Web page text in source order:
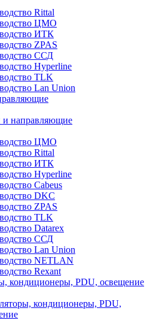
Rittal
ЦМО
ИТК
ZPAS
ССД
Hyperline
TLK
Lan Union
и направляющие
ЦМО
Rittal
ИТК
Hyperline
Cabeus
DKC
ZPAS
TLK
Datarex
ССД
Lan Union
NETLAN
Rexant
кондиционеры, PDU, освещение
кондиционеры, PDU,